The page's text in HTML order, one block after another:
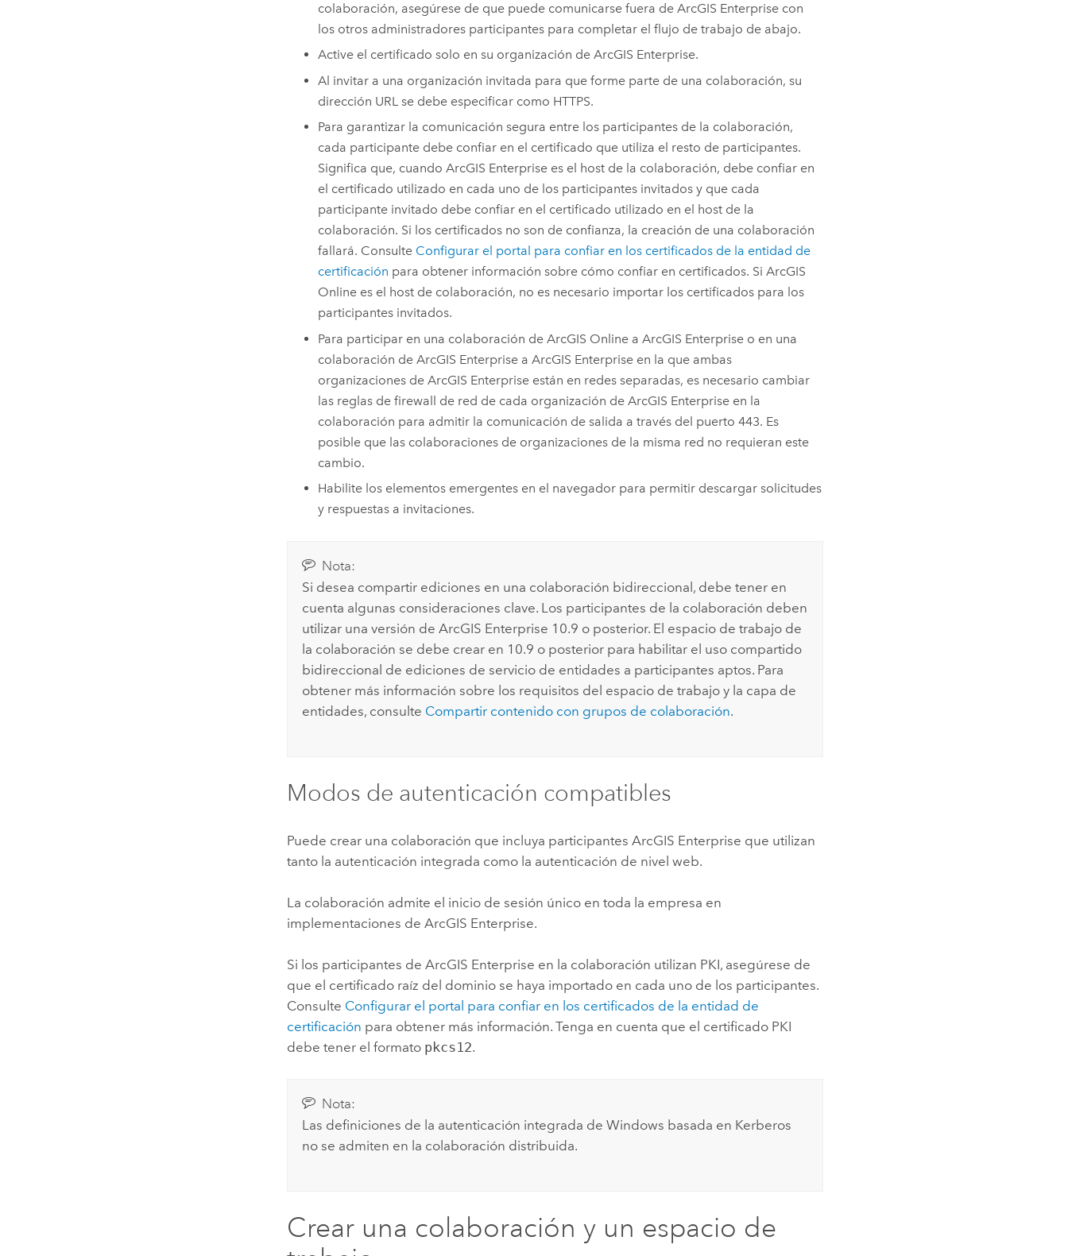
colaboración, asegúrese de que puede comunicarse fuera de ArcGIS Enterprisecon
los otros administradores participantes para completar el flujo de trabajo de abajo.
Active el certificado solo en su organización de ArcGIS Enterprise.
Al invitar a una organización invitada para que forme parte de una colaboración, su
dirección URL se debe especificar como HTTPS.
Para garantizar la comunicación segura entre los participantes de la colaboración,
cada participante debe confiar en el certificado que utiliza el resto de participantes.
Significa que, cuando ArcGIS Enterprisees el host de la colaboración, debe confiar en
el certificado utilizado en cada uno de los participantes invitados y que cada
participante invitado debe confiar en el certificado utilizado en el host de la
colaboración. Si los certificados no son de confianza, la creación de una colaboración
fallará. Consulte Configurar el portal para confiar en los certificados de la entidad de
certificación para obtener información sobre cómo confiar en certificados. Si ArcGIS
Onlinees el host de colaboración, no es necesario importar los certificados para los
participantes invitados.
Para participar en una colaboración de ArcGIS Onlinea ArcGIS Enterpriseo en una
colaboración de ArcGIS Enterprisea ArcGIS Enterpriseen la que ambas
organizaciones de ArcGIS Enterpriseestán en redes separadas, es necesario cambiar
las reglas de firewall de red de cada organización de ArcGIS Enterpriseen la
colaboración para admitir la comunicación de salida a través del puerto 443. Es
posible que las colaboraciones de organizaciones de la misma red no requieran este
cambio.
Habilite los elementos emergentes en el navegador para permitir descargar solicitudes
y respuestas a invitaciones.
Nota:
Si desea compartir ediciones en una colaboración bidireccional, debe tener en
cuenta algunas consideraciones clave. Los participantes de la colaboración deben
utilizar una versión de ArcGIS Enterprise 10.9 o posterior. El espacio de trabajo de
la colaboración se debe crear en 10.9 o posterior para habilitar el uso compartido
bidireccional de ediciones de servicio de entidades a participantes aptos. Para
obtener más información sobre los requisitos del espacio de trabajo y la capa de
entidades, consulte Compartir contenido con grupos de colaboración.
Modos de autenticación compatibles
Puede crear una colaboración que incluya participantesArcGIS Enterprise que utilizan
tanto la autenticación integrada como la autenticación de nivel web.
La colaboración admite el inicio de sesión único en toda la empresa en
implementaciones deArcGIS Enterprise.
Si los participantes deArcGIS Enterprise en la colaboración utilizan PKI, asegúrese de
que el certificado raíz del dominio se haya importado en cada uno de los participantes.
Consulte Configurar el portal para confiar en los certificados de la entidad de
certificación para obtener más información. Tenga en cuenta que el certificado PKI
debe tener el formato pkcs12.
Nota:
Las definiciones de la autenticación integrada de Windows basada en Kerberos
no se admiten en la colaboración distribuida.
Crear una colaboración y un espacio de